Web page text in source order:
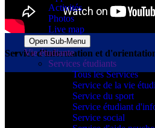
Activités
Photos
Live map
Open Sub-Menu
Vie étudiante
Services étudiants
Tous les Services
Service de la vie
Service du sport
Service étudiant
Service social
Service d'information et